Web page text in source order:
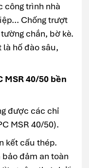
công trình nhà
Chống trượt
chắn, bờ kè.
là hố đào sâu,
MSR 40/50 bền
được các chỉ
MSR 40/50).
kết cấu thép.
đảm an toàn